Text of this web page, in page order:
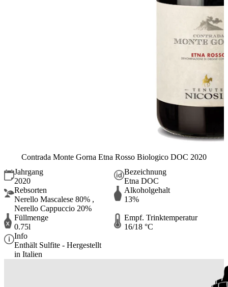
Contrada Monte Gorna Etna Rosso Biologico DOC 2020
Jahrgang
2020
Bezeichnung
Etna DOC
Rebsorten
Nerello Mascalese 80% ,
Nerello Cappuccio 20%
Alkoholgehalt
13%
Füllmenge
0.75l
Empf. Trinktemperatur
16/18 °C
Info
Enthält Sulfite - Hergestellt
in Italien